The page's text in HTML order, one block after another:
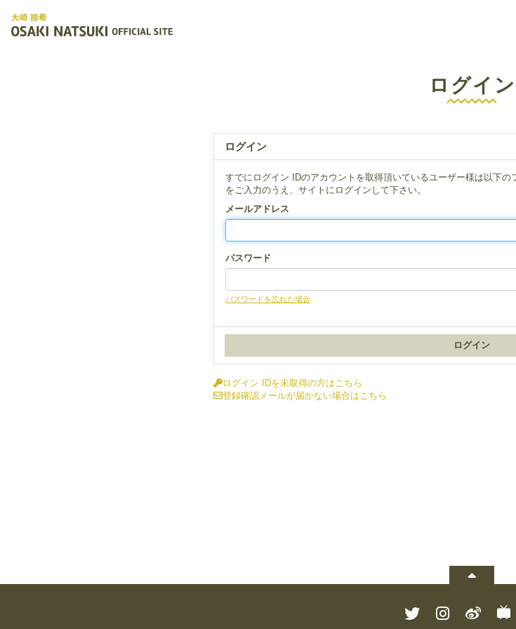
ログイン
ログイン
すでにログイン IDのアカウントを取得頂いているユーザー様は以下の
をご入力のうえ、サイトにログインして下さい。
メールアドレス
パスワード
パスワードを忘れた場合
ログイン IDを未取得の方はこちら
登録確認メールが届かない場合はこちら